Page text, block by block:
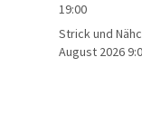
19:00
Strick und
August 2026